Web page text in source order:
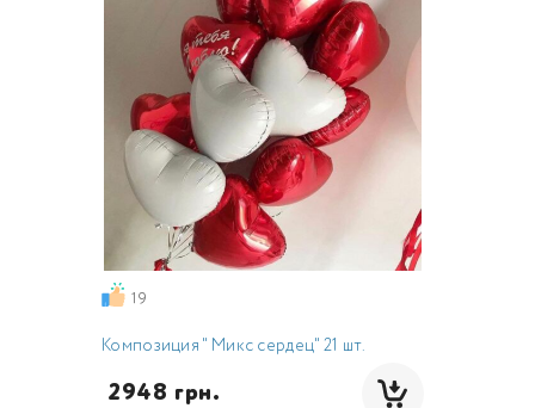
19
Композиция " Микс сердец" 21 шт.
2948 грн.